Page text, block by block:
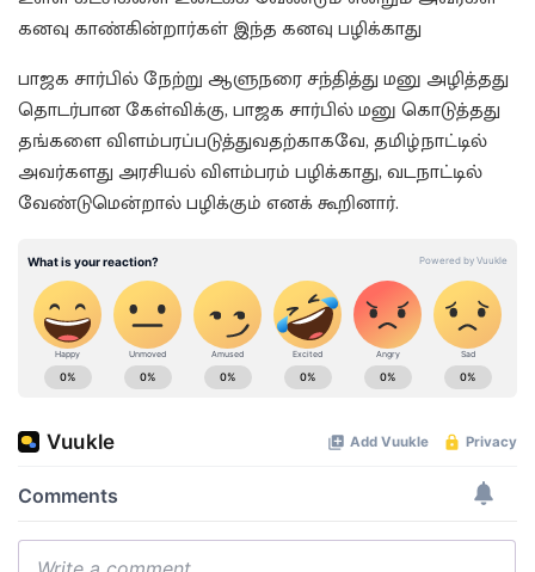
கனவு காண்கின்றார்கள் இந்த கனவு பழிக்காது
பாஜக சார்பில் நேற்று ஆளுநரை சந்தித்து மனு அழித்தது
தொடர்பான கேள்விக்கு, பாஜக சார்பில் மனு கொடுத்தது
தங்களை விளம்பரப்படுத்துவதற்காகவே, தமிழ்நாட்டில்
அவர்களது அரசியல் விளம்பரம் பழிக்காது, வடநாட்டில்
வேண்டுமென்றால் பழிக்கும் எனக் கூறினார்.